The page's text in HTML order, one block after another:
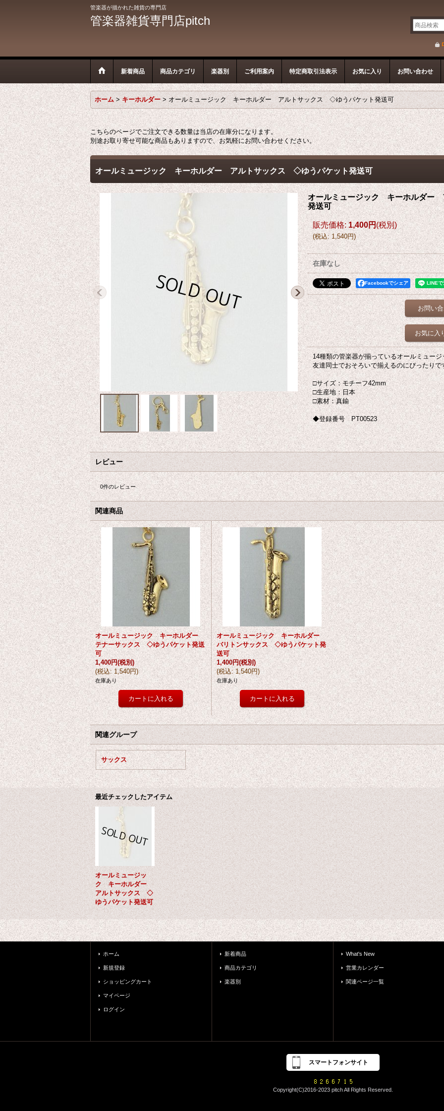
管楽器が描かれた雑貨の専門店
管楽器雑貨専門店pitch
新着商品 商品カテゴリ 楽器別 ご利用案内 特定商取引法表示 お気に入り お問い合わせ
ホーム > キーホルダー > オールミュージック キーホルダー アルトサックス ◇ゆうパケット発送可
こちらのページでご注文できる数量は当店の在庫分になります。
別途お取り寄せ可能な商品もありますので、お気軽にお問い合わせください。
オールミュージック キーホルダー アルトサックス ◇ゆうパケット発送可
オールミュージック キーホルダ
発送可
販売価格: 1,400円(税別)
(税込: 1,540円)
在庫なし
Facebookでシェア
お問い
お気に入
14種類の管楽器が揃っているオールミュー
友達同士でおそろいで揃えるのにぴったりで
□サイズ：モチーフ42mm
□生産地：日本
□素材：真鍮
◆登録番号 PT00523
レビュー
0件のレビュー
関連商品
オールミュージック キーホルダー
テナーサックス ◇ゆうパケット発送
可
1,400円(税別)
(税込: 1,540円)
在庫あり
オールミュージック キーホルダー
バリトンサックス ◇ゆうパケット発
送可
1,400円(税別)
(税込: 1,540円)
在庫あり
関連グループ
サックス
最近チェックしたアイテム
オールミュージッ
ク キーホルダー
アルトサックス ◇
ゆうパケット発送可
ホーム
新規登録
ショッピングカート
マイページ
ログイン
新着商品
商品カテゴリ
楽器別
What's New
営業カレンダー
関連ページ一覧
スマートフォンサイト
Copyright(C)2016-2023 pitch All Rights Reserved.